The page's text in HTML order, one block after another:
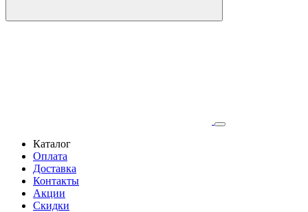
Каталог
Оплата
Доставка
Контакты
Акции
Скидки